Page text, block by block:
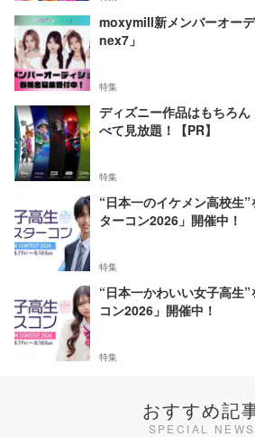
moxymill新メンバーオー
nex7」
特集
ディズニー作品はもちろ
べて見放題！【PR】
特集
“日本一のイケメン高校生
ターコン2026」開催中！
特集
“日本一かわいい女子高生
コン2026」開催中！
特集
おすすめ記
SPECIAL NEWS